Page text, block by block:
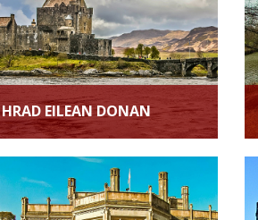
HRAD EILEAN DONAN